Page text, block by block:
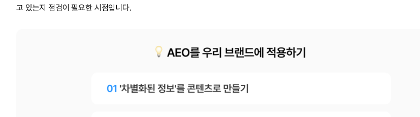
고 있는지 점검이 필요한 시점입니다.